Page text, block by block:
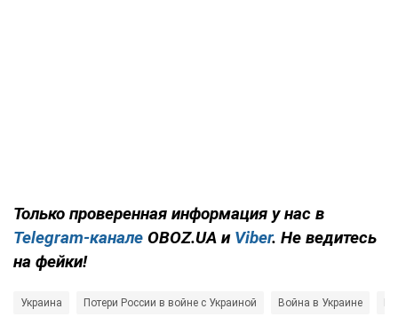
Только проверенная информация у нас в
Telegram-канале OBOZ.UA и Viber. Не ведитесь
на фейки!
Украина Потери России в войне с Украиной Война в Украине